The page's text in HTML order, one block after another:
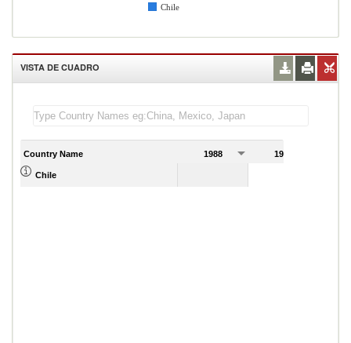
Chile
VISTA DE CUADRO
Country Name 1988 1989
Chile